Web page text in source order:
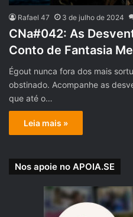
Rafael 47 3 de julho de 2024
CNa#042: As
Conto de Fantasia
Égout nunca fora dos mais
obstinado. Acompanhe as
que até o…
Leia mais »
Nos apoie no APOIA.SE